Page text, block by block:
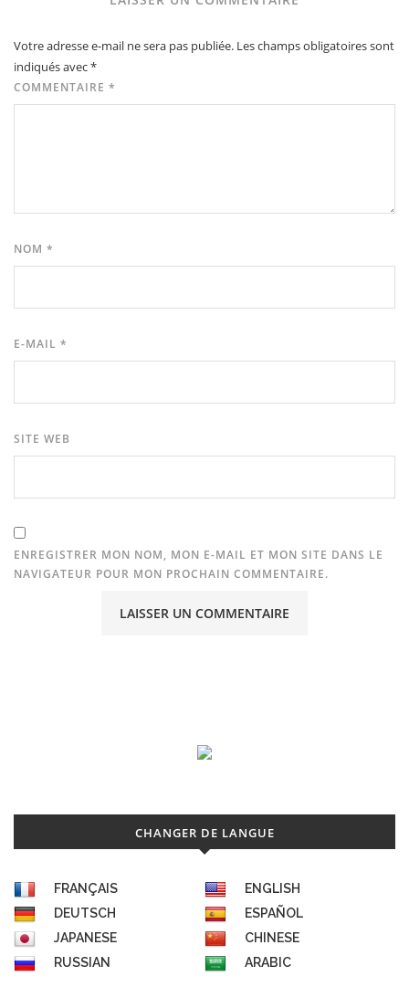
Votre adresse e-mail ne sera pas publiée. Les champs obligatoires sont
indiqués avec*
COMMENTAIRE *
NOM *
E-MAIL *
SITE WEB
ENREGISTRER MON NOM, MON E-MAIL ET MON SITE DANS LE
NAVIGATEUR POUR MON PROCHAIN COMMENTAIRE.
CHANGER DE LANGUE
FRANÇAIS
ENGLISH
DEUTSCH
ESPAÑOL
JAPANESE
CHINESE
RUSSIAN
ARABIC